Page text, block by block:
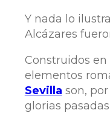
Y nada lo
Alcázares
Construidos
elementos
Sevilla son,
glorias